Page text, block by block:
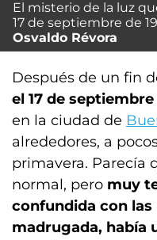
El misterio de la luz
17 de septiembre de
Osvaldo Révora
Después de un fin
el 17 de
en la ciudad de
alrededores, a
primavera. Parecía
normal, pero muy
confundida con
madrugada, había